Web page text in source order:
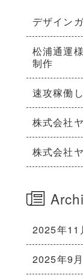
デザイン
松浦通運
制作
速攻稼働
株式会社
株式会社
2025年11
2025年9月